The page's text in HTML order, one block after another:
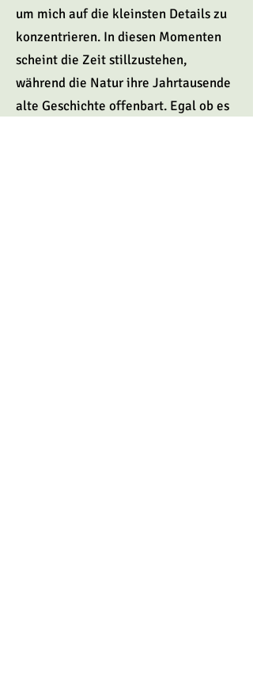
um mich auf die kleinsten Details zu
konzentrieren. In diesen Momenten
scheint die Zeit stillzustehen,
während die Natur ihre Jahrtausende
alte Geschichte offenbart. Egal ob es